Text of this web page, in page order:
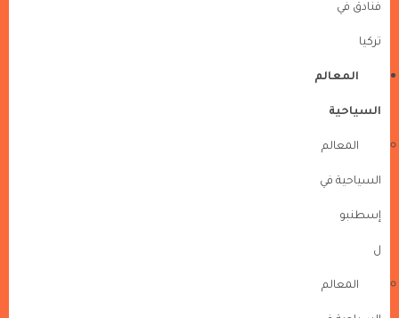
فنادق في
تركيا
المعالم
السياحية
المعالم
السياحية في
إسطنبو
ل
المعالم